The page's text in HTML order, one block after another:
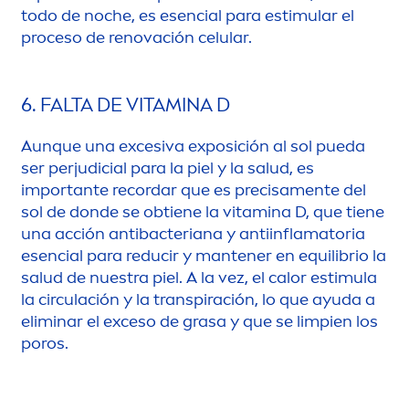
todo de noche, es esencial para estimular el
proceso de renovación celular.
6. FALTA DE VITAMINA D
Aunque una excesiva exposición al sol pueda
ser perjudicial para la piel y la salud, es
importante recordar que es precisamente del
sol de donde se obtiene la vitamina D, que tiene
una acción antibacteriana y antiinflamatoria
esencial para reducir y mantener en equilibrio la
salud de nuestra piel. A la vez, el calor estimula
la circulación y la transpiración, lo que ayuda a
eliminar el exceso de grasa y que se limpien los
poros.